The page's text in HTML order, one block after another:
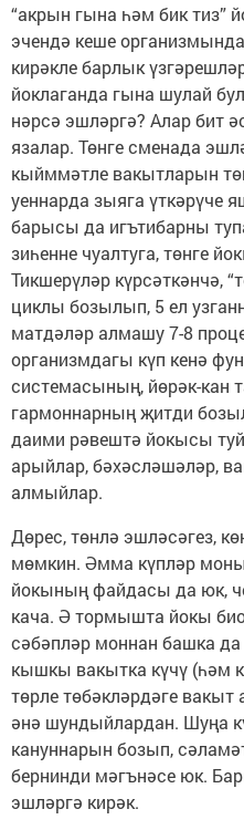
“акрын гына һәм бик тиз”
эчендә кеше
кирәкле барлык
йоклаганда гына шулай
нәрсә эшләргә? Алар бит
язалар. Төнге сменада
кыйммәтле вакытла­рын
уеннарда зыяга үткәрүче
барысы да игътибарны
зиһенне чуалтуга, төнге
Тикшерүләр күрсәткәнчә,
циклы бозылып, 5 ел
матдәләр алмашу 7-8
организмдагы күп кенә
системасының, йөрәк-кан
гармоннарның җитди
даими рәвештә йокысы
арый­лар, бәхәсләшәләр,
алмыйлар.
Дөрес, төнлә эшләсәгез,
мөмкин. Әмма күпләр
йокының файдасы да юк,
кача. Ә тормышта йокы
сәбәпләр моннан башка
кышкы вакытка күчү (һәм
төрле төбәкләрдәге
әнә шундыйлардан. Шуңа
кануннарын бозып,
бернинди мәгънәсе юк.
эшләргә кирәк.